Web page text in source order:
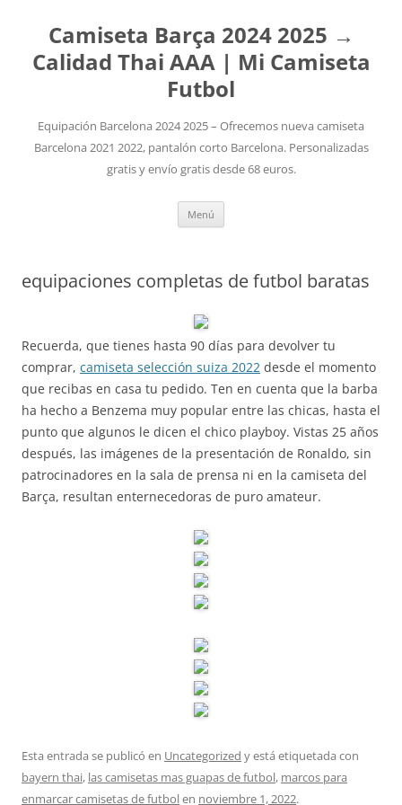
Camiseta Barça 2024 2025 →
Calidad Thai AAA | Mi Camiseta
Futbol
Equipación Barcelona 2024 2025 – Ofrecemos nueva camiseta
Barcelona 2021 2022, pantalón corto Barcelona. Personalizadas
gratis y envío gratis desde 68 euros.
Menú
equipaciones completas de futbol baratas
Recuerda, que tienes hasta 90 días para devolver tu
comprar, camiseta selección suiza 2022 desde el momento
que recibas en casa tu pedido. Ten en cuenta que la barba
ha hecho a Benzema muy popular entre las chicas, hasta el
punto que algunos le dicen el chico playboy. Vistas 25 años
después, las imágenes de la presentación de Ronaldo, sin
patrocinadores en la sala de prensa ni en la camiseta del
Barça, resultan enternecedoras de puro amateur.
Esta entrada se publicó en Uncategorized y está etiquetada con
bayern thai, las camisetas mas guapas de futbol, marcos para
enmarcar camisetas de futbolen noviembre 1, 2022.